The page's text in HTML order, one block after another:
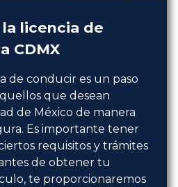
licencia de
CDMX
de conducir es un paso
que desean
de México de manera
Es importante tener
requisitos y trámites
de obtener tu
te proporcionaremos